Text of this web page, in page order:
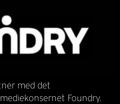
med det
Foundry.